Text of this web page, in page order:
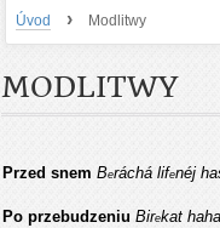
Úvod › Modlitwy
MODLITWY
Przed snem Beráchá lifenéj
Po przebudzeniu Birekat